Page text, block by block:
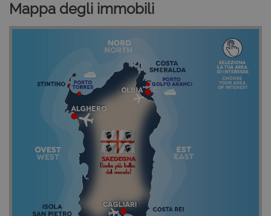
Mappa degli immobili